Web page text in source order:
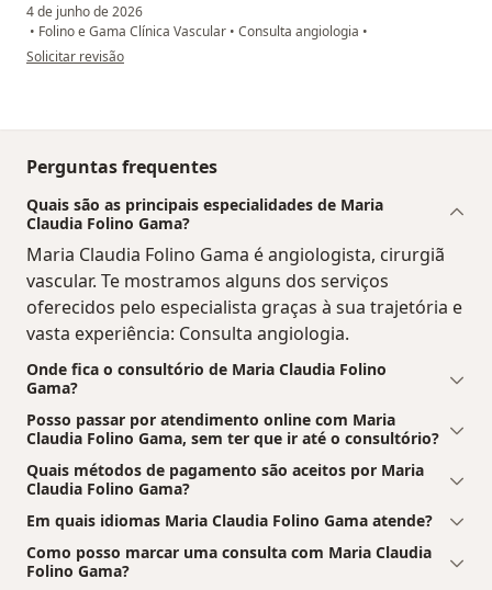
4 de junho de 2026
• Folino e Gama Clínica Vascular • Consulta angiologia •
na opinião do utilizador Cristiane Feiteiro
Solicitar revisão
Perguntas frequentes
Quais são as principais especialidades de Maria
Claudia Folino Gama?
Maria Claudia Folino Gama é angiologista, cirurgiã
vascular. Te mostramos alguns dos serviços
oferecidos pelo especialista graças à sua trajetória e
vasta experiência: Consulta angiologia.
Onde fica o consultório de Maria Claudia Folino
Gama?
Posso passar por atendimento online com Maria
Claudia Folino Gama, sem ter que ir até o consultório?
Quais métodos de pagamento são aceitos por Maria
Claudia Folino Gama?
Em quais idiomas Maria Claudia Folino Gama atende?
Como posso marcar uma consulta com Maria Claudia
Folino Gama?